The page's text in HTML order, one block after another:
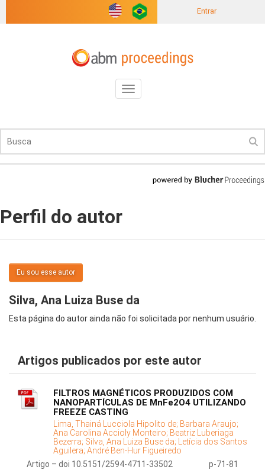
Entrar
Toggle
navigation
Perfil do autor
Eu sou esse autor
Silva, Ana Luiza Buse da
Esta página do autor ainda não foi solicitada por nenhum usuário.
Artigos publicados por este autor
FILTROS MAGNÉTICOS PRODUZIDOS COM
NANOPARTÍCULAS DE MnFe2O4 UTILIZANDO
FREEZE CASTING
Lima, Thainá Lucciola Hipolito de; Barbara Araujo;
Ana Carolina Accioly Monteiro; Beatriz Luberiaga
Bezerra; Silva, Ana Luiza Buse da; Letícia dos Santos
Aguilera; André Ben-Hur Figueiredo
Artigo – doi 10.5151/2594-4711-33502
p-71-81